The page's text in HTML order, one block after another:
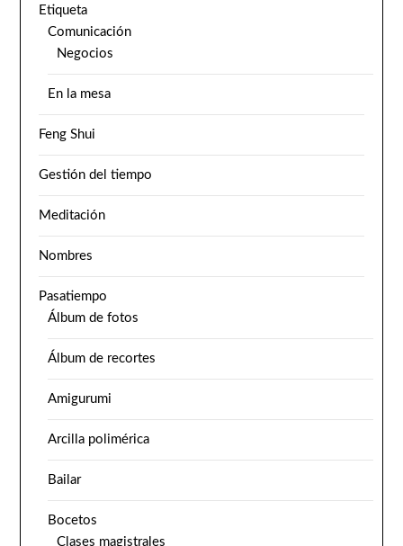
Etiqueta
Comunicación
Negocios
En la mesa
Feng Shui
Gestión del tiempo
Meditación
Nombres
Pasatiempo
Álbum de fotos
Álbum de recortes
Amigurumi
Arcilla polimérica
Bailar
Bocetos
Clases magistrales